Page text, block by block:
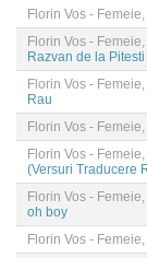
Florin Vos -
Florin Vos -
Razvan de la
Florin Vos -
Rau
Florin Vos -
Florin Vos -
(Versuri Traducere
Florin Vos -
oh boy
Florin Vos -